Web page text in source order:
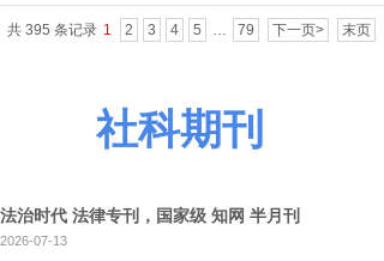
共 395 条记录 1 2 3 4 5 … 79 下一页> 末页
社科期刊
法治时代 法律专刊，国家级 知网 半月刊
2026-07-13